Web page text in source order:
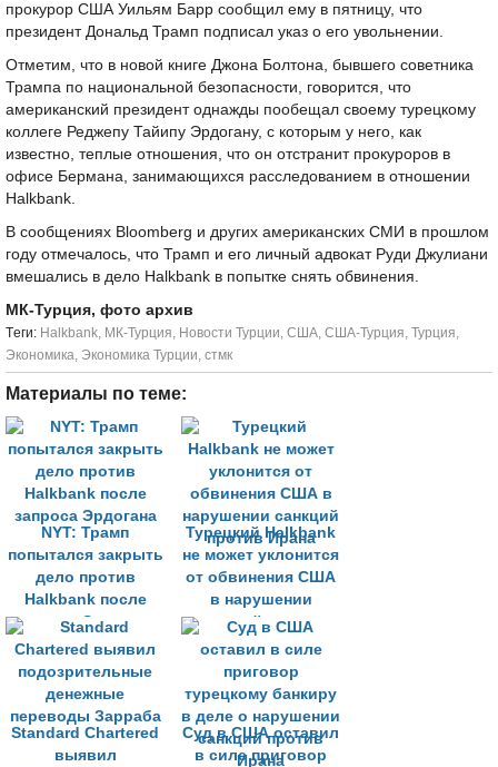
прокурор США Уильям Барр сообщил ему в пятницу, что
президент Дональд Трамп подписал указ о его увольнении.
Отметим, что в новой книге Джона Болтона, бывшего советника
Трампа по национальной безопасности, говорится, что
американский президент однажды пообещал своему турецкому
коллеге Реджепу Тайипу Эрдогану, с которым у него, как
известно, теплые отношения, что он отстранит прокуроров в
офисе Бермана, занимающихся расследованием в отношении
Halkbank.
В сообщениях Bloomberg и других американских СМИ в прошлом
году отмечалось, что Трамп и его личный адвокат Руди Джулиани
вмешались в дело Halkbank в попытке снять обвинения.
МК-Турция, фото архив
Tеги: Halkbank, МК-Турция, Новости Турции, США, США-Турция, Турция,
Экономика, Экономика Турции, стмк
Материалы по теме:
NYT: Трамп
попытался закрыть
дело против
Halkbank после
запроса Эрдогана
Турецкий Halkbank
не может уклонится
от обвинения США
в нарушении
санкций против
Ирана
Standard Chartered
выявил
Суд в США оставил
в силе приговор